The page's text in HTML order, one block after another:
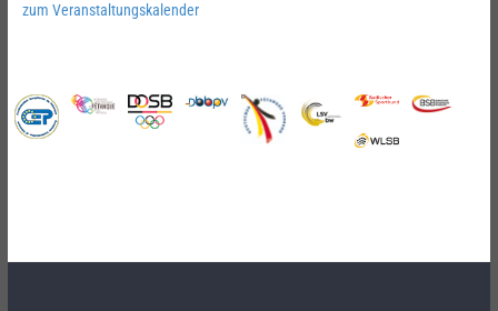
zum Veranstaltungskalender